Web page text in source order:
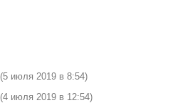
(5 июля 2019 в 8:54)
(4 июля 2019 в 12:54)